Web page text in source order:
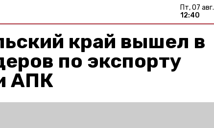
пт, 07 авг.
12:40
край вышел в
по экспорту
АПК